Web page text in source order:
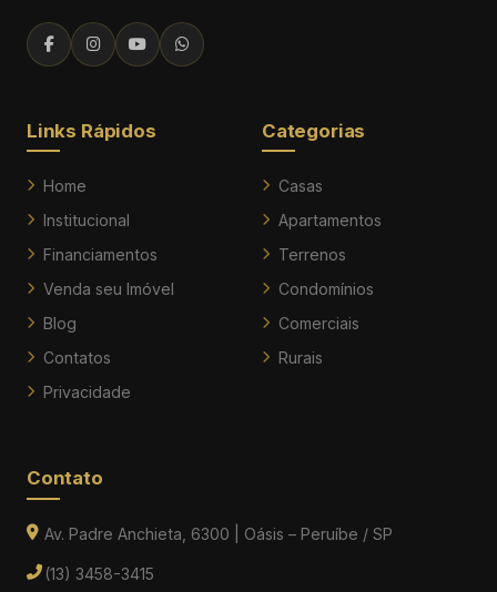
Links Rápidos
Home
Institucional
Financiamentos
Venda seu Imóvel
Blog
Contatos
Privacidade
Categorias
Casas
Apartamentos
Terrenos
Condomínios
Comerciais
Rurais
Contato
Av. Padre Anchieta, 6300 | Oásis – Peruíbe / SP
(13) 3458-3415